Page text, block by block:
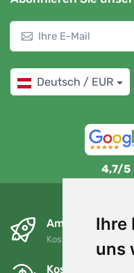
Ihre
uns
Deutsch / EUR
4,7/5
Am nächsten
Kostenloser
Kostenloser